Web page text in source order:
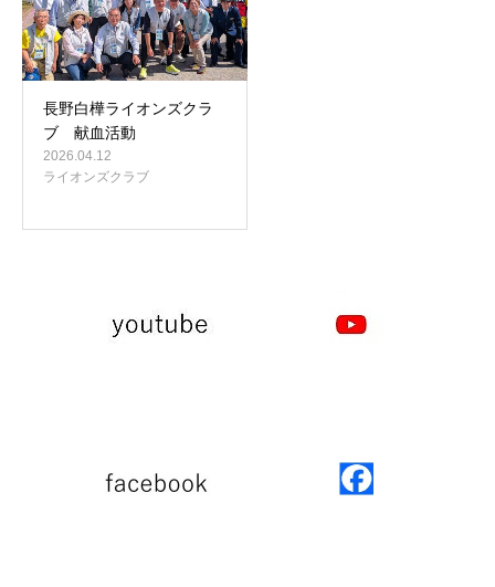
長野白樺ライオンズクラ
ブ 献血活動
2026.04.12
ライオンズクラブ